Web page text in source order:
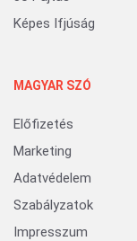
Képes Ifjúság
MAGYAR SZÓ
Előfizetés
Marketing
Adatvédelem
Szabályzatok
Impresszum